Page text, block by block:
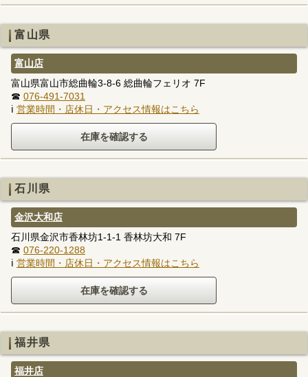
富山県
富山店
富山県富山市総曲輪3-8-6 総曲輪フェリオ 7F
☎ 076-491-7031
ℹ 営業時間・店休日・アクセス情報はこちら
石川県
金沢大和店
石川県金沢市香林坊1-1-1 香林坊大和 7F
☎ 076-220-1288
ℹ 営業時間・店休日・アクセス情報はこちら
福井県
福井店